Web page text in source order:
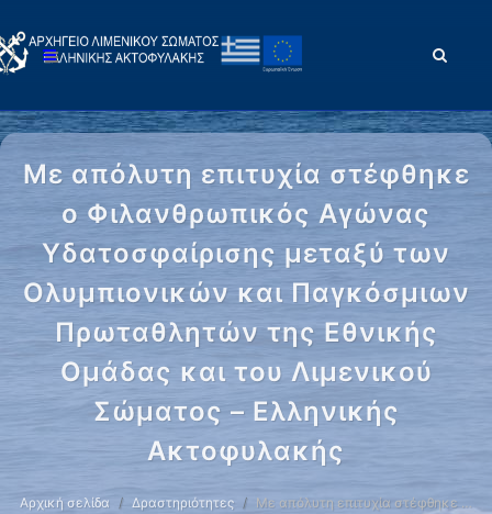
Με απόλυτη επιτυχία στέφθηκε
ο Φιλανθρωπικός Αγώνας
Υδατοσφαίρισης μεταξύ των
Ολυμπιονικών και Παγκόσμιων
Πρωταθλητών της Εθνικής
Ομάδας και του Λιμενικού
Σώματος – Ελληνικής
Ακτοφυλακής
Αρχική σελίδα Δραστηριότητες Με απόλυτη επιτυχία στέφθηκε …